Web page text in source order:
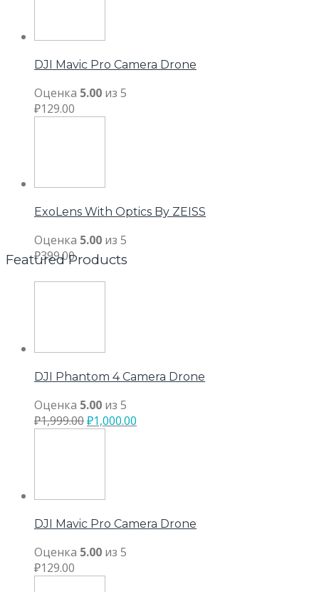
DJI Mavic Pro Camera Drone
Оценка 5.00 из 5
₽129.00
ExoLens With Optics By ZEISS
Оценка 5.00 из 5
₽399.00
Featured Products
DJI Phantom 4 Camera Drone
Оценка 5.00 из 5
₽1,999.00₽1,000.00
DJI Mavic Pro Camera Drone
Оценка 5.00 из 5
₽129.00